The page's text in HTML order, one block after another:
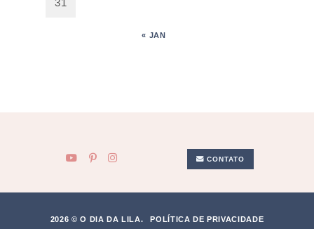
31
« JAN
CONTATO
2026 © O DIA DA LILA. POLÍTICA DE PRIVACIDADE